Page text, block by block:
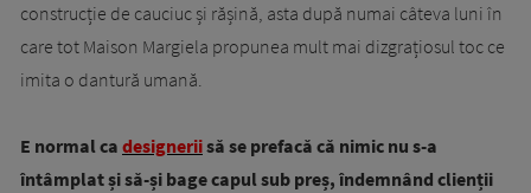
construcție de cauciuc și rășină, asta după numai câteva luni în
care tot Maison Margiela propunea mult mai dizgrațiosul toc ce
imita o dantură umană.
E normal ca designeriisă se prefacă că nimic nu s-a
întâmplat și să-și bage capul sub preș, îndemnând clienții